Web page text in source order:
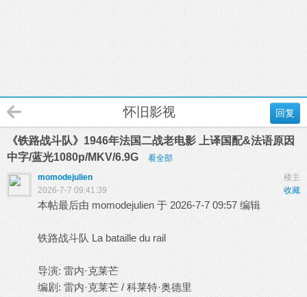
回复
怀旧影视
《铁路战斗队》1946年法国二战老电影 上译国配&法语原因
中字/蓝光1080p/MKV/6.9G
看全部
楼主
momodejulien
收藏
2026-7-7 09:41:39
本帖最后由 momodejulien 于 2026-7-7 09:57 编辑
铁路战斗队 La bataille du rail
导演: 雷内·克莱芒
编剧: 雷内·克莱芒 / 科莱特·奥德里